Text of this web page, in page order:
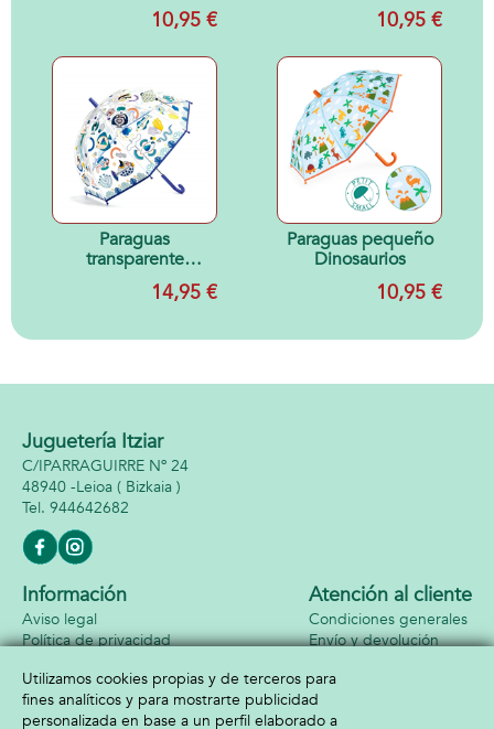
10,95 € 10,95 €
Paraguas
transparente
mágico Peces
14,95 €
Paraguas pequeño
Dinosaurios
10,95 €
Juguetería Itziar
C/IPARRAGUIRRE Nº 24
48940 -Leioa ( Bizkaia )
944642682
Información
Aviso legal
Política de privacidad
Atención al cliente
Condiciones generales
Envío y devolución
Formas de pago
Utilizamos cookies propias y de terceros para
fines analíticos y para mostrarte publicidad
personalizada en base a un perfil elaborado a